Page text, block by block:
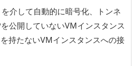
介して自動的に暗号化、トンネ
を公開していないVMインスタンス
持たないVMインスタンスへの接